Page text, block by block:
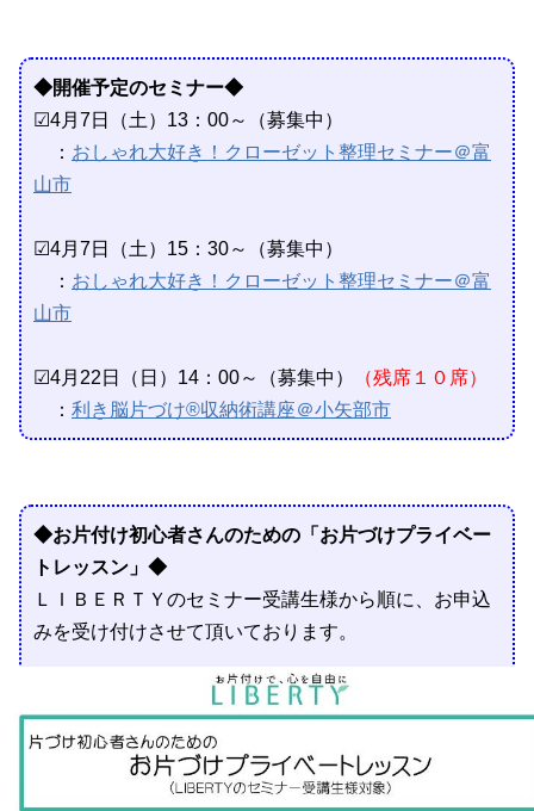
◆開催予定のセミナー◆
☑4月7日（土）13：00～（募集中）
： おしゃれ大好き！クローゼット整理セミナー＠富
山市
☑4月7日（土）15：30～（募集中）
： おしゃれ大好き！クローゼット整理セミナー＠富
山市
☑4月22日（日）14：00～（募集中）
（残席１０席）
： 利き脳片づけ®収納術講座＠小矢部市
◆お片付け初心者さんのための 「お片づけプライベー
トレッスン」◆
ＬＩＢＥＲＴＹのセミナー受講生様から順に、お申込
みを受け付けさせて頂いております。